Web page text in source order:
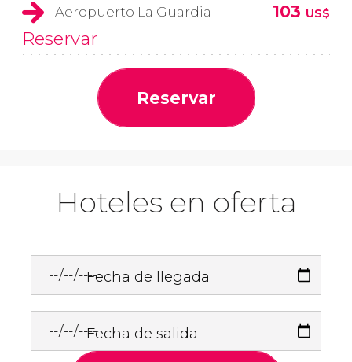
Aeropuerto La Guardia
103 US$
Reservar
Reservar
Hoteles en oferta
Fecha de llegada
Fecha de salida